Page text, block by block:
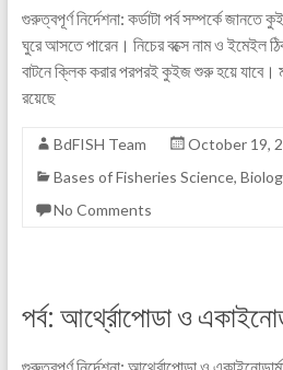
গুরুত্বপূর্ণ নির্দেশনা: কর্ডাটা পর্ব সম্পর্কে জানতে
ঘুরে আসতে পারেন। নিচের বক্সে নাম ও ইমেইল
বাটনে ক্লিক করার পরপরই কুইজ শুরু হয়ে
রয়েছে
BdFISH Team
October 19,
Bases of Fisheries Science,
No Comments
পর্ব: আর্থ্রোপোডা ও